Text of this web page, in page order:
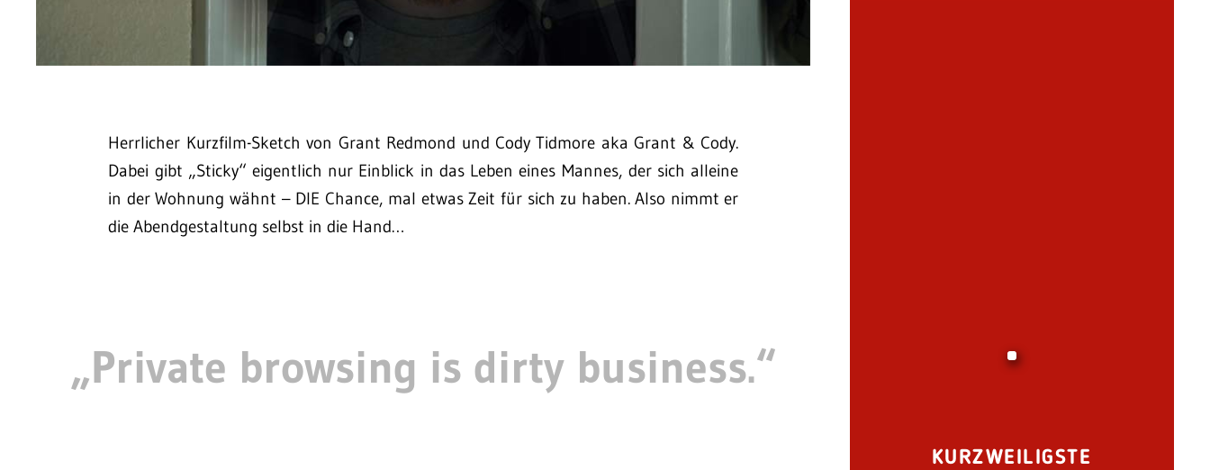
Herrlicher Kurzfilm-Sketch von Grant Redmond und Cody Tidmore aka Grant & Cody.
Dabei gibt „Sticky“ eigentlich nur Einblick in das Leben eines Mannes, der sich alleine
in der Wohnung wähnt – DIE Chance, mal etwas Zeit für sich zu haben. Also nimmt er
die Abendgestaltung selbst in die Hand…
„Private browsing is dirty business.“
KURZWEILIGSTE